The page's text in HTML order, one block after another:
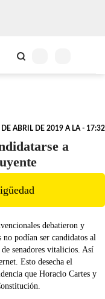
ABRIL DE 2019 A LA - 17:32
a
debatieron y
no podían ser candidatos al
senadores vitalicios. Así
Esto desecha el
que Horacio Cartes y